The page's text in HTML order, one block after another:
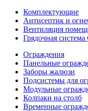
Комплектующие
Антисептик и
Вентиляция
Грядочная
Ограждения
Панельные
Заборы жалюзи
Подсистемы для
Модульные
Колпаки на столб
Временные